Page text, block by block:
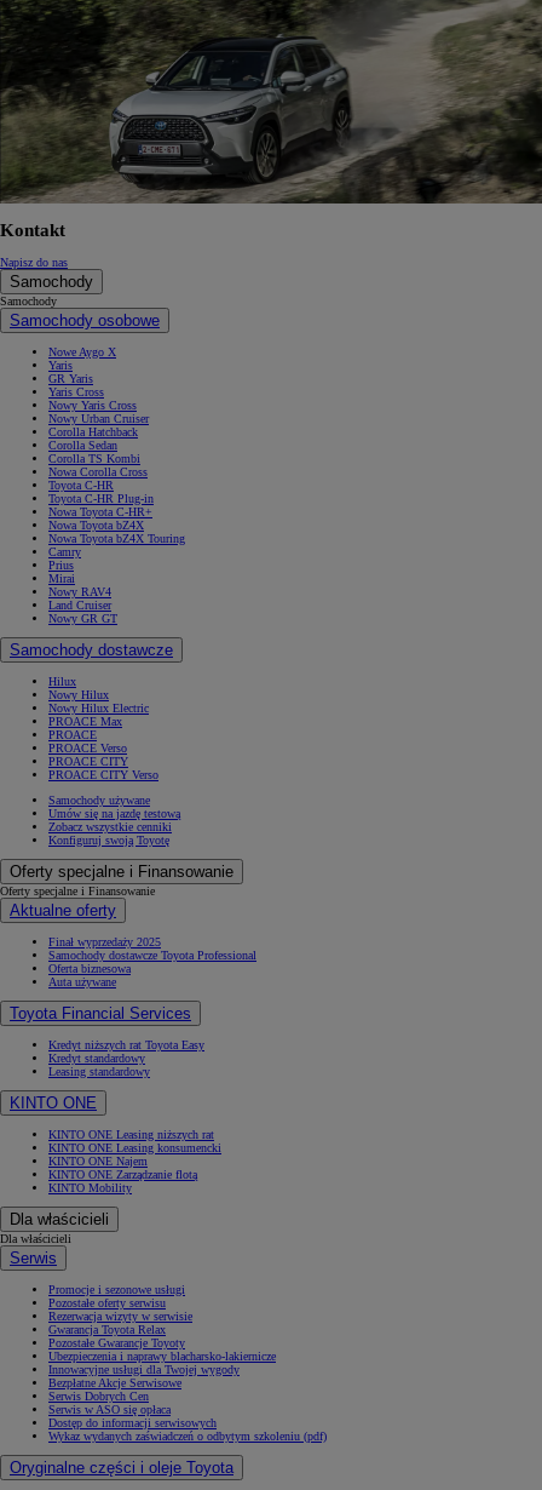
Kontakt
Napisz do nas
Samochody
Samochody
Samochody osobowe
Nowe Aygo X
Yaris
GR Yaris
Yaris Cross
Nowy Yaris Cross
Nowy Urban Cruiser
Corolla Hatchback
Corolla Sedan
Corolla TS Kombi
Nowa Corolla Cross
Toyota C-HR
Toyota C-HR Plug-in
Nowa Toyota C-HR+
Nowa Toyota bZ4X
Nowa Toyota bZ4X Touring
Camry
Prius
Mirai
Nowy RAV4
Land Cruiser
Nowy GR GT
Samochody dostawcze
Hilux
Nowy Hilux
Nowy Hilux Electric
PROACE Max
PROACE
PROACE Verso
PROACE CITY
PROACE CITY Verso
Samochody używane
Umów się na jazdę testową
Zobacz wszystkie cenniki
Konfiguruj swoją Toyotę
Oferty specjalne i Finansowanie
Oferty specjalne i Finansowanie
Aktualne oferty
Finał wyprzedaży 2025
Samochody dostawcze Toyota Professional
Oferta biznesowa
Auta używane
Toyota Financial Services
Kredyt niższych rat Toyota Easy
Kredyt standardowy
Leasing standardowy
KINTO ONE
KINTO ONE Leasing niższych rat
KINTO ONE Leasing konsumencki
KINTO ONE Najem
KINTO ONE Zarządzanie flotą
KINTO Mobility
Dla właścicieli
Dla właścicieli
Serwis
Promocje i sezonowe usługi
Pozostałe oferty serwisu
Rezerwacja wizyty w serwisie
Gwarancja Toyota Relax
Pozostałe Gwarancje Toyoty
Ubezpieczenia i naprawy blacharsko-lakiernicze
Innowacyjne usługi dla Twojej wygody
Bezpłatne Akcje Serwisowe
Serwis Dobrych Cen
Serwis w ASO się opłaca
Dostęp do informacji serwisowych
Wykaz wydanych zaświadczeń o odbytym szkoleniu (pdf)
Oryginalne części i oleje Toyota